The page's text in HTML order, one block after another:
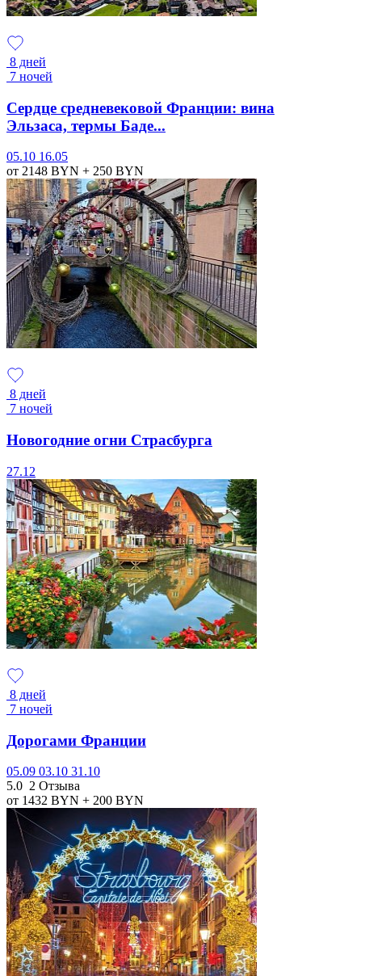
8 дней
7 ночей
Сердце средневековой Франции: вина
Эльзаса, термы Баде...
05.10 16.05
от 2148 BYN + 250 BYN
8 дней
7 ночей
Новогодние огни Страсбурга
27.12
8 дней
7 ночей
Дорогами Франции
05.09 03.10 31.10
5.0 2 Отзыва
от 1432 BYN + 200 BYN